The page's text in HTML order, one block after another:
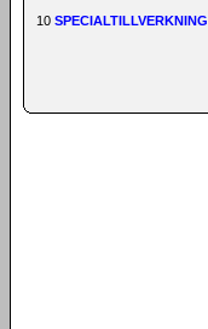
10 SPECIALTILLVERKNING